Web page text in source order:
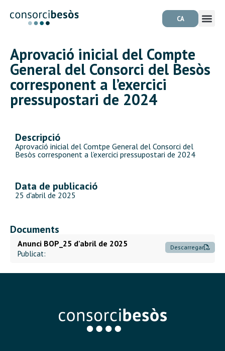
CA
Aprovació inicial del Compte
General del Consorci del Besòs
corresponent a l’exercici
pressupostari de 2024
Descripció
Aprovació inicial del Comtpe General del Consorci del
Besòs corresponent a l’exercici pressupostari de 2024
Data de publicació
25 d'abril de 2025
Documents
Anunci BOP_25 d'abril de 2025 Descarregar
Publicat: